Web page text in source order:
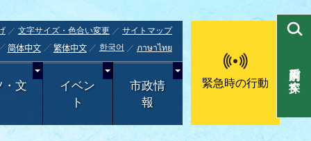
文字サイズ・色合い変更
サイトマップ
简体中文
繁体中文 한국어 ภาษาไทย
・文
イベン
ト
市政情
報
緊急時の行動 目的別で探す